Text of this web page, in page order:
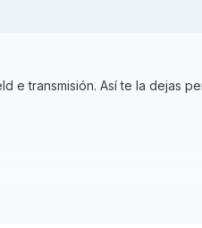
e transmisión. Así te la dejas